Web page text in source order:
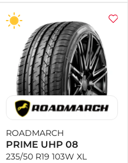
ROADMARCH
PRIME UHP 08
235/50 R19 103W XL